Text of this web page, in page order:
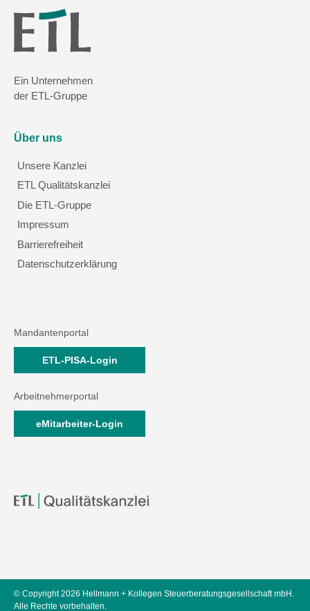
Ein Unternehmen
der ETL-Gruppe
Über uns
Unsere Kanzlei
ETL Qualitätskanzlei
Die ETL-Gruppe
Impressum
Barrierefreiheit
Datenschutzerklärung
Mandantenportal
ETL-PISA-Login
Arbeitnehmerportal
eMitarbeiter-Login
© Copyright 2026 Hellmann + Kollegen Steuerberatungsgesellschaft mbH.
Alle Rechte vorbehalten.